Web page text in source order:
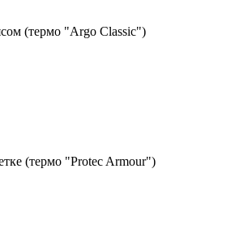
(термо "Argo Classic")
(термо "Protec Armour")